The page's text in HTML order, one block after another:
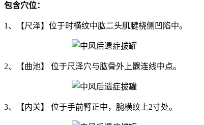
包含穴位：
1、【尺泽】位于时横纹中肱二头肌腱桡侧凹陷中。
2、【曲池】 位于尺泽穴与肱骨外上髁连线中点。
3、【内关】 位于手前臂正中，腕横纹上2寸处。